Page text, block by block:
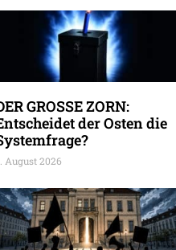
GROSSE ZORN:
der Osten die
August 2026